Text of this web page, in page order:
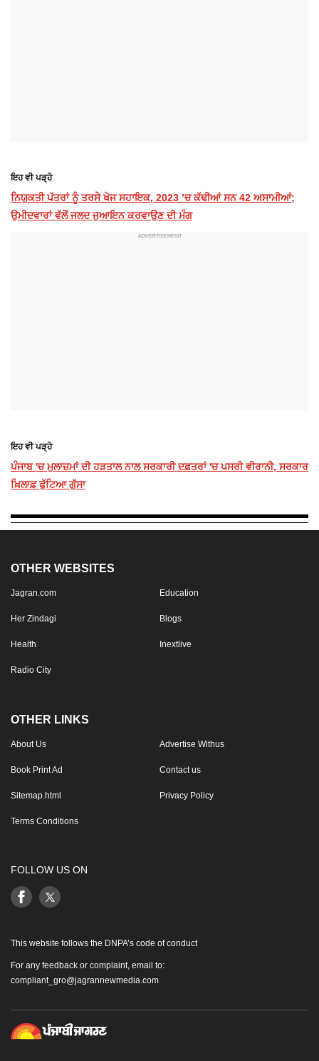
ਇਹ ਵੀ ਪੜ੍ਹੋ
ਨਿਯੁਕਤੀ ਪੱਤਰਾਂ ਨੂੰ ਤਰਸੇ ਖੋਜ ਸਹਾਇਕ, 2023 ’ਚ ਕੱਢੀਆਂ ਸਨ 42 ਅਸਾਮੀਆਂ;
ਉਮੀਦਵਾਰਾਂ ਵੱਲੋਂ ਜਲਦ ਜੁਆਇਨ ਕਰਵਾਉਣ ਦੀ ਮੰਗ
ਇਹ ਵੀ ਪੜ੍ਹੋ
ਪੰਜਾਬ 'ਚ ਮੁਲਾਜ਼ਮਾਂ ਦੀ ਹੜਤਾਲ ਨਾਲ ਸਰਕਾਰੀ ਦਫ਼ਤਰਾਂ 'ਚ ਪਸਰੀ ਵੀਰਾਨੀ, ਸਰਕਾਰ
ਖ਼ਿਲਾਫ਼ ਫੁੱਟਿਆ ਗੁੱਸਾ
OTHER WEBSITES
Jagran.com Education
Her Zindagi Blogs
Health Inextlive
Radio City
OTHER LINKS
About Us Advertise Withus
Book Print Ad Contact us
Sitemap.html Privacy Policy
Terms Conditions
FOLLOW US ON
This website follows the DNPA’s code of conduct
For any feedback or complaint, email to:
compliant_gro@jagrannewmedia.com